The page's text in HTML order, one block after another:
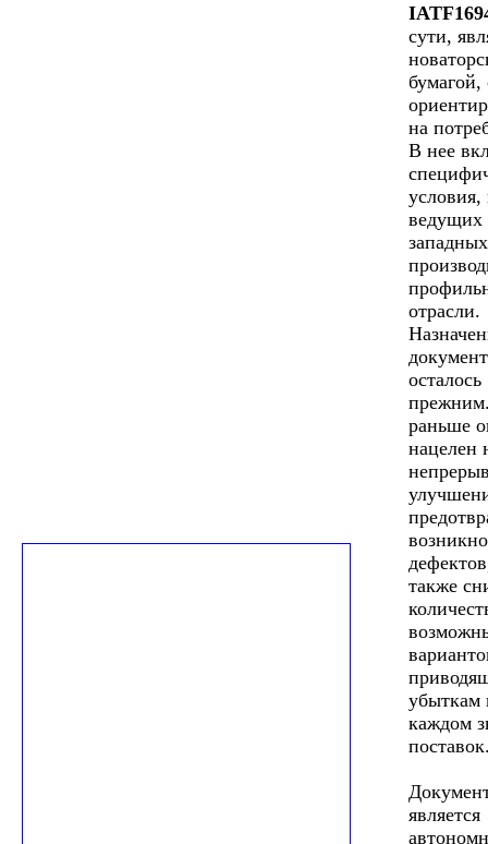
сути,
бумагой,
на
В нее
условия,
ведущих
западных
отрасли.
осталось
раньше
нацелен
также
убыткам
каждом
является